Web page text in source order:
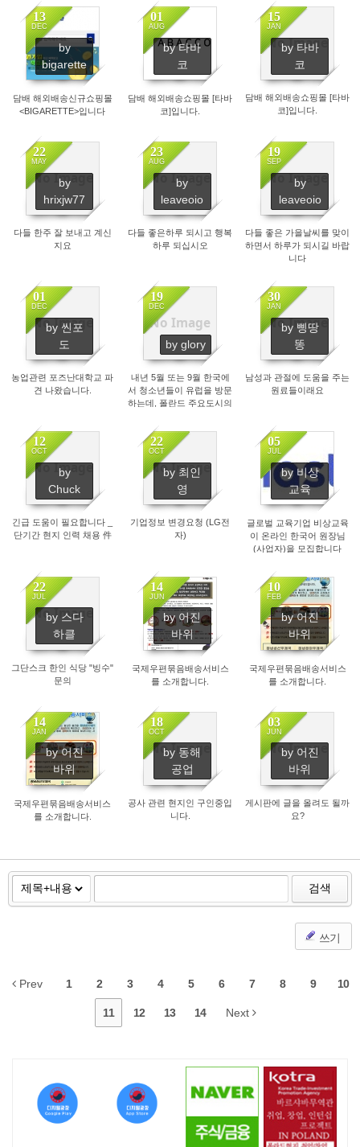
13
DEC
by
bigarette
1655
담배 해외배송신규쇼핑몰
<BIGARETTE>입니다
01
AUG
by 타바
코
1352
담배 해외배송쇼핑몰 [타바
코]입니다.
No Image
15
JAN
by 타바
코
1077
담배 해외배송쇼핑몰 [타바
코]입니다.
No Image
22
MAY
by
hrixjw77
1179
다들 한주 잘 보내고 계신
지요
No Image
23
AUG
by
leaveoio
1397
다들 좋은하루 되시고 행복
하루 되십시오
No Image
19
SEP
by
leaveoio
1467
다들 좋은 가을날씨를 맞이
하면서 하루가 되시길 바랍
니다
No Image
01
DEC
by 씬포
도
1663
농업관련 포즈난대학교 파
견 나왔습니다.
No Image
19
DEC
by glory
1520
내년 5월 또는 9월 한국에
서 청소년들이 유럽을 방문
하는데, 폴란드 주요도시의
을 주실 분들을 구합니다.
No Image
30
JAN
by 삥땅
똥
1455
남성과 관절에 도움을 주는
원료들이래요
No Image
12
OCT
by
Chuck
1423
긴급 도움이 필요합니다 _
단기간 현지 인력 채용 件
No Image
22
OCT
by 최인
영
3371
기업정보 변경요청 (LG전
자)
05
JUL
by 비상
교육
1524
글로벌 교육기업 비상교육
이 온라인 한국어 원장님
(사업자)을 모집합니다
No Image
22
JUL
by 스다
하클
1519
그단스크 한인 식당 "빙수"
문의
14
JUN
by 어진
바위
1641
국제우편묶음배송서비스
를 소개합니다.
10
FEB
by 어진
바위
1121
국제우편묶음배송서비스
를 소개합니다.
14
JAN
by 어진
바위
580
국제우편묶음배송서비스
를 소개합니다.
No Image
18
OCT
by 동해
공업
1527
공사 관련 현지인 구인중입
니다.
No Image
03
JUN
by 어진
바위
2100
게시판에 글을 올려도 될까
요?
검색
쓰기
Prev 1 2 3 4 5 6 7 8 9 10
11 12 13 14 Next